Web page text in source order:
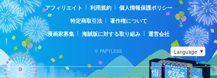
アフィリエイト
利用規約
個人情報保護ポリシー
特定商取引法
著作権について
漫画家募集
海賊版に対する取り組み 運営会社
© PAPYLESS